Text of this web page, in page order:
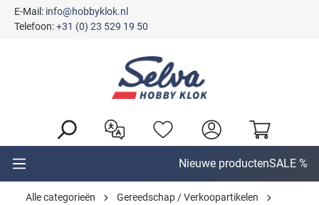
E-Mail: info@hobbyklok.nl
Telefoon:+31 (0) 23 529 19 50
Nieuwe productenSALE %
Alle categorieën
Gereedschap / Verkoopartikelen